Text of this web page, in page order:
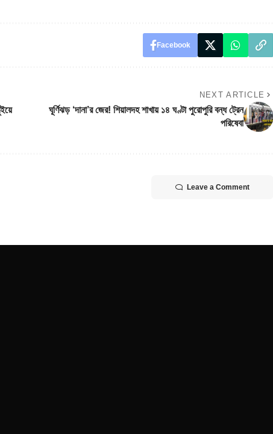
Facebook
NEXT ARTICLE
ঘূর্ণিঝড় ‘দানা’র জের! শিয়ালদহ শাখায় ১৪ ঘণ্টা পুরোপুরি বন্ধ ট্রেন
পরিষেবা
Leave a Comment